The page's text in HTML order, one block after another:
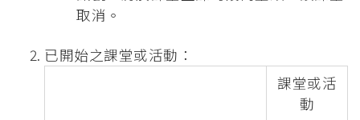
取消。
已開始之課堂或活動：
課堂或活
動